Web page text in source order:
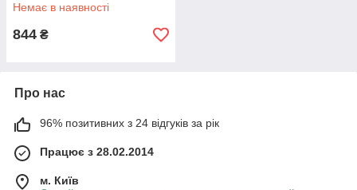
Немає в наявності
844 ₴
Про нас
96% позитивних з 24 відгуків за рік
Працює з 28.02.2014
м. Київ